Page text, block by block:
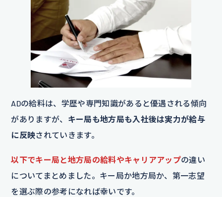
ADの給料は、学歴や専門知識があると優遇される傾向
がありますが、 キー局も地方局も入社後は実力が給与
に反映されていきます。
以下でキー局と地方局の給料やキャリアアップの違い
についてまとめました。キー局か地方局か、第一志望
を選ぶ際の参考になれば幸いです。